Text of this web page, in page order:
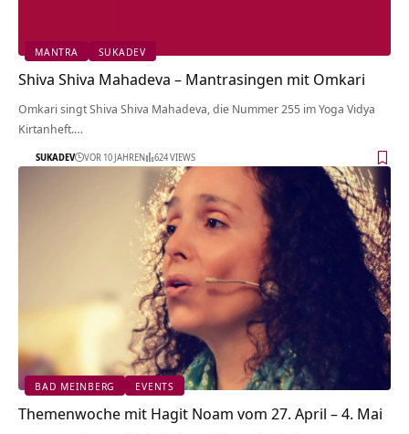
MANTRA SUKADEV
Shiva Shiva Mahadeva – Mantrasingen mit Omkari
Omkari singt Shiva Shiva Mahadeva, die Nummer 255 im Yoga Vidya
Kirtanheft.…
SUKADEV VOR 10 JAHREN 624 VIEWS
BAD MEINBERG EVENTS
Themenwoche mit Hagit Noam vom 27. April – 4. Mai